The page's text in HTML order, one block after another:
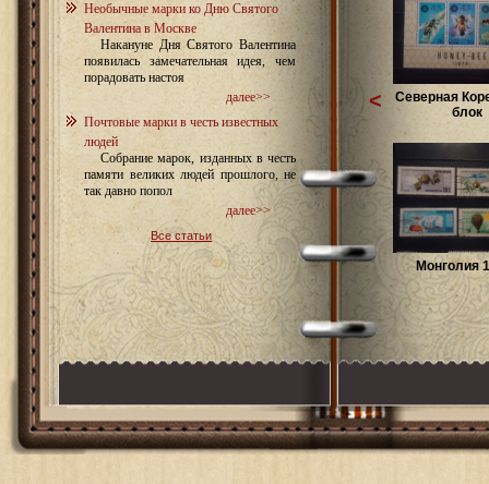
Необычные марки ко Дню Святого
Валентина в Москве
Накануне Дня Святого Валентина
появилась замечательная идея, чем
порадовать настоя
далее>>
Почтовые марки в честь известных
людей
Собрание марок, изданных в честь
памяти великих людей прошлого, не
так давно попол
далее>>
Все статьи
Северная
блок
Монголия
<